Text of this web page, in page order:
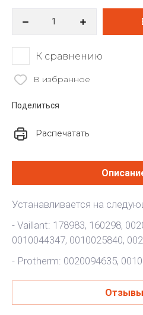
К сравнению
В избранное
Поделиться
Распечатать
Устанавливается на
- Vaillant: 178983, 160298,
0010044347, 0010025840,
- Protherm: 0020094635,
Отзывы